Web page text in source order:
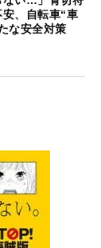
、自転車“車
な安全対策